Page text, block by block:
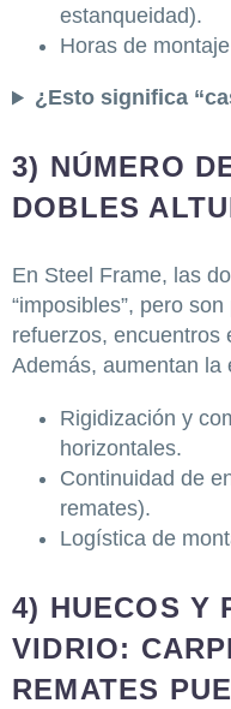
estanqueidad).
Horas de
¿Esto significa
3) NÚMERO
DOBLES
En Steel Frame, las
“imposibles”, pero
refuerzos, encuentros
Además, aumentan la
Rigidización y
horizontales.
Continuidad de
remates).
Logística de
4) HUECOS Y
VIDRIO:
REMATES